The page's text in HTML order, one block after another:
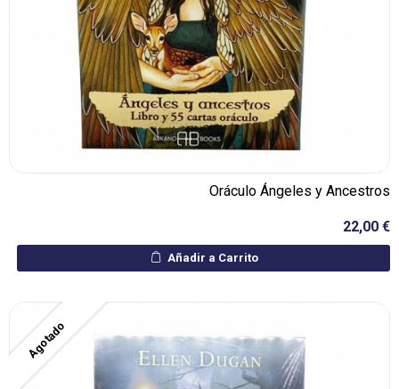
Oráculo Ángeles y Ancestros
22,00 €
Añadir a Carrito
Agotado